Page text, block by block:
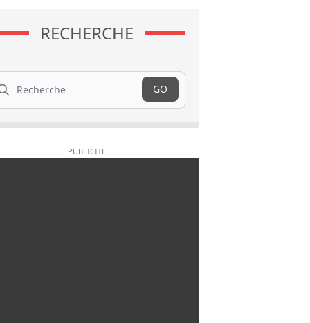
RECHERCHE
GO